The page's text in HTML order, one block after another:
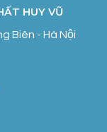
HUY VŨ
Biên - Hà Nội